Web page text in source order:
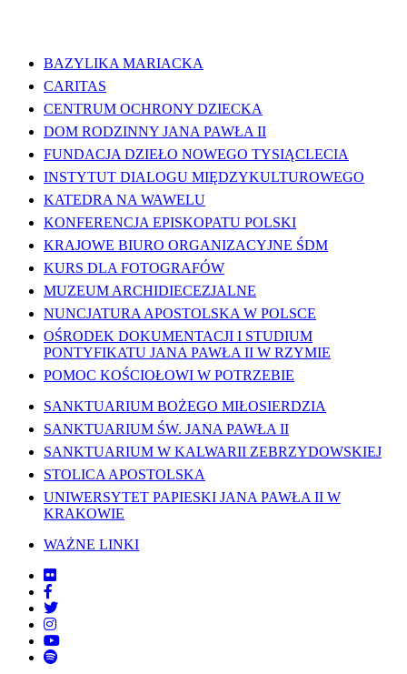
BAZYLIKA MARIACKA
CARITAS
CENTRUM OCHRONY DZIECKA
DOM RODZINNY JANA PAWŁA II
FUNDACJA DZIEŁO NOWEGO TYSIĄCLECIA
INSTYTUT DIALOGU MIĘDZYKULTUROWEGO
KATEDRA NA WAWELU
KONFERENCJA EPISKOPATU POLSKI
KRAJOWE BIURO ORGANIZACYJNE ŚDM
KURS DLA FOTOGRAFÓW
MUZEUM ARCHIDIECEZJALNE
NUNCJATURA APOSTOLSKA W POLSCE
OŚRODEK DOKUMENTACJI I STUDIUM
PONTYFIKATU JANA PAWŁA II W RZYMIE
POMOC KOŚCIOŁOWI W POTRZEBIE
SANKTUARIUM BOŻEGO MIŁOSIERDZIA
SANKTUARIUM ŚW. JANA PAWŁA II
SANKTUARIUM W KALWARII ZEBRZYDOWSKIEJ
STOLICA APOSTOLSKA
UNIWERSYTET PAPIESKI JANA PAWŁA II W
KRAKOWIE
WAŻNE LINKI